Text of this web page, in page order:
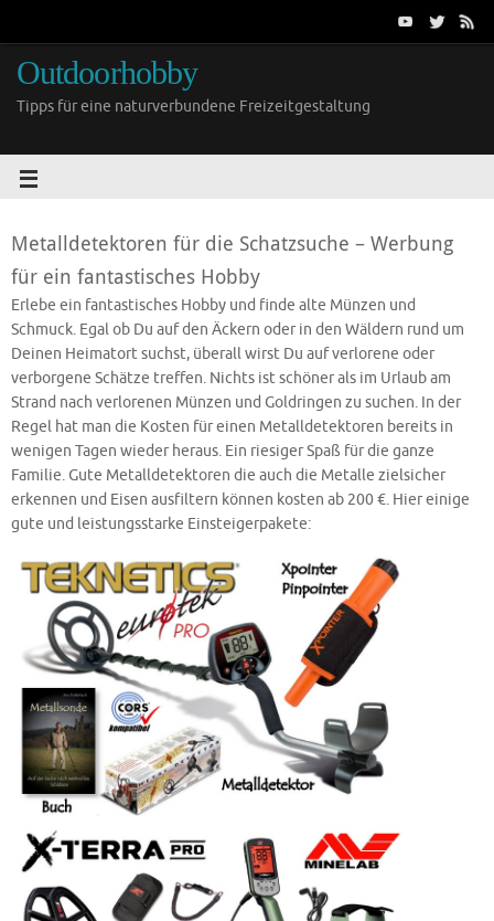
Outdoorhobby
Tipps für eine naturverbundene Freizeitgestaltung
Metalldetektoren für die Schatzsuche – Werbung
für ein fantastisches Hobby
Erlebe ein fantastisches Hobby und finde alte Münzen und
Schmuck. Egal ob Du auf den Äckern oder in den Wäldern rund um
Deinen Heimatort suchst, überall wirst Du auf verlorene oder
verborgene Schätze treffen. Nichts ist schöner als im Urlaub am
Strand nach verlorenen Münzen und Goldringen zu suchen. In der
Regel hat man die Kosten für einen Metalldetektoren bereits in
wenigen Tagen wieder heraus. Ein riesiger Spaß für die ganze
Familie. Gute Metalldetektoren die auch die Metalle zielsicher
erkennen und Eisen ausfiltern können kosten ab 200 €. Hier einige
gute und leistungsstarke Einsteigerpakete: